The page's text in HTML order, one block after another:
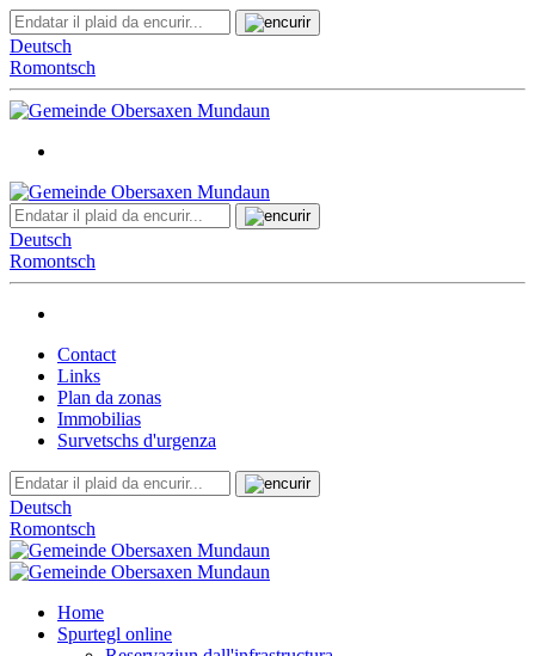
Deutsch
Romontsch
Deutsch
Romontsch
Contact
Links
Plan da zonas
Immobilias
Survetschs d'urgenza
Deutsch
Romontsch
Home
Spurtegl online